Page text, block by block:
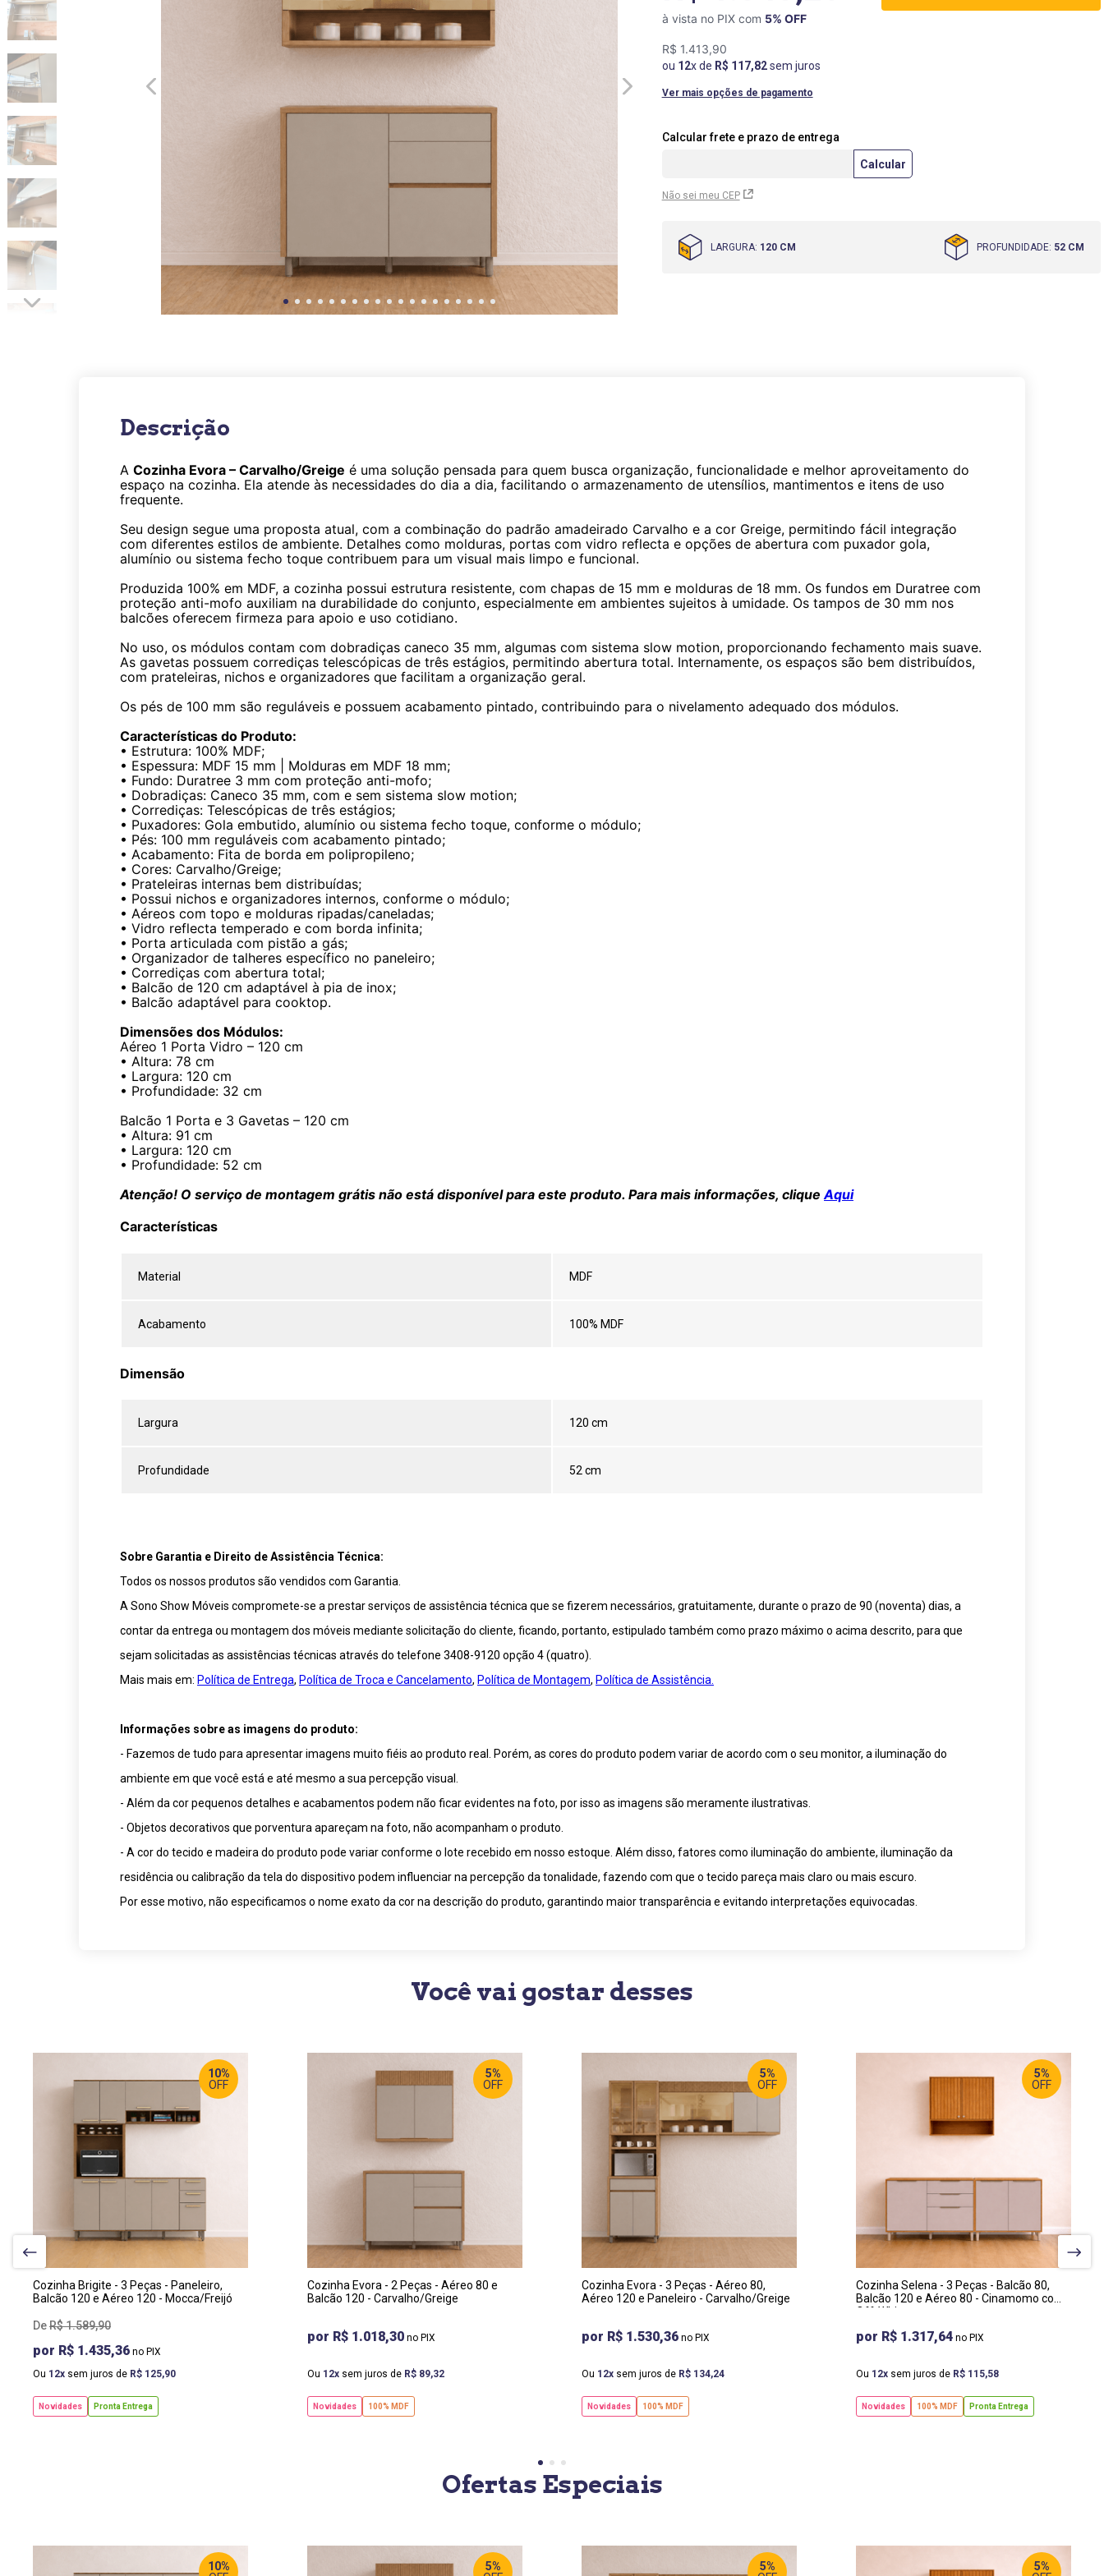
à vista no PIX com 5% OFF
R$ 1.413,90
ou 12x de R$ 117,82sem juros
Ver mais opções de pagamento
Não sei meu CEP
LARGURA: 120 CM PROFUNDIDADE: 52 CM
Descrição
A Cozinha Evora – Carvalho/Greige é uma solução pensada para quem busca organização, funcionalidade e melhor aproveitamento do
espaço na cozinha. Ela atende às necessidades do dia a dia, facilitando o armazenamento de utensílios, mantimentos e itens de uso
frequente.
Seu design segue uma proposta atual, com a combinação do padrão amadeirado Carvalho e a cor Greige, permitindo fácil integração
com diferentes estilos de ambiente. Detalhes como molduras, portas com vidro reflecta e opções de abertura com puxador gola,
alumínio ou sistema fecho toque contribuem para um visual mais limpo e funcional.
Produzida 100% em MDF, a cozinha possui estrutura resistente, com chapas de 15 mm e molduras de 18 mm. Os fundos em Duratree com
proteção anti-mofo auxiliam na durabilidade do conjunto, especialmente em ambientes sujeitos à umidade. Os tampos de 30 mm nos
balcões oferecem firmeza para apoio e uso cotidiano.
No uso, os módulos contam com dobradiças caneco 35 mm, algumas com sistema slow motion, proporcionando fechamento mais suave.
As gavetas possuem corrediças telescópicas de três estágios, permitindo abertura total. Internamente, os espaços são bem distribuídos,
com prateleiras, nichos e organizadores que facilitam a organização geral.
Os pés de 100 mm são reguláveis e possuem acabamento pintado, contribuindo para o nivelamento adequado dos módulos.
Características do Produto:
• Estrutura: 100% MDF;
• Espessura: MDF 15 mm | Molduras em MDF 18 mm;
• Fundo: Duratree 3 mm com proteção anti-mofo;
• Dobradiças: Caneco 35 mm, com e sem sistema slow motion;
• Corrediças: Telescópicas de três estágios;
• Puxadores: Gola embutido, alumínio ou sistema fecho toque, conforme o módulo;
• Pés: 100 mm reguláveis com acabamento pintado;
• Acabamento: Fita de borda em polipropileno;
• Cores: Carvalho/Greige;
• Prateleiras internas bem distribuídas;
• Possui nichos e organizadores internos, conforme o módulo;
• Aéreos com topo e molduras ripadas/caneladas;
• Vidro reflecta temperado e com borda infinita;
• Porta articulada com pistão a gás;
• Organizador de talheres específico no paneleiro;
• Corrediças com abertura total;
• Balcão de 120 cm adaptável à pia de inox;
• Balcão adaptável para cooktop.
Dimensões dos Módulos:
Aéreo 1 Porta Vidro – 120 cm
• Altura: 78 cm
• Largura: 120 cm
• Profundidade: 32 cm
Balcão 1 Porta e 3 Gavetas – 120 cm
• Altura: 91 cm
• Largura: 120 cm
• Profundidade: 52 cm
Atenção! O serviço de montagem grátis não está disponível para este produto. Para mais informações, cliqueAqui
Características
Material MDF
Acabamento 100% MDF
Dimensão
Largura 120 cm
Profundidade 52 cm
Sobre Garantia e Direito de Assistência Técnica:
Todos os nossos produtos são vendidos com Garantia.
A Sono Show Móveis compromete-se a prestar serviços de assistência técnica que se fizerem necessários, gratuitamente, durante o prazo de 90 (noventa) dias, a
contar da entrega ou montagem dos móveis mediante solicitação do cliente, ficando, portanto, estipulado também como prazo máximo o acima descrito, para que
sejam solicitadas as assistências técnicas através do telefone 3408-9120 opção 4 (quatro).
Mais mais em: Política de Entrega, Política de Troca e Cancelamento, Política de Montagem, Política de Assistência.
Informações sobre as imagens do produto:
- Fazemos de tudo para apresentar imagens muito fiéis ao produto real. Porém, as cores do produto podem variar de acordo com o seu monitor, a iluminação do
ambiente em que você está e até mesmo a sua percepção visual.
- Além da cor pequenos detalhes e acabamentos podem não ficar evidentes na foto, por isso as imagens são meramente ilustrativas.
- Objetos decorativos que porventura apareçam na foto, não acompanham o produto.
- A cor do tecido e madeira do produto pode variar conforme o lote recebido em nosso estoque. Além disso, fatores como iluminação do ambiente, iluminação da
residência ou calibração da tela do dispositivo podem influenciar na percepção da tonalidade, fazendo com que o tecido pareça mais claro ou mais escuro.
Por esse motivo, não especificamos o nome exato da cor na descrição do produto, garantindo maior transparência e evitando interpretações equivocadas.
Você vai gostar desses
ALTURA:
Cozinha Brigite - 3 Peças - Paneleiro,
Balcão 120 e Aéreo 120 - Mocca/Freijó
R$1.589,90
R$ 1.435,36
Ou 12 sem juros de R$ 125,90
Novidades Pronta Entrega
10%
OFF
PROF:
52 CM
Cozinha Evora - 2 Peças - Aéreo 80 e
Balcão 120 - Carvalho/Greige
R$ 1.018,30
Ou 12 sem juros de R$ 89,32
Novidades 100% MDF
5%
OFF
ALTURA
Cozinha Evora - 3 Peças - Aéreo 80,
Aéreo 120 e Paneleiro - Carvalho/Greige
R$ 1.530,36
Ou 12 sem juros de R$ 134,24
Novidades 100% MDF
5%
OFF
PROF:
47 CM
Cozinha Selena - 3 Peças - Balcão 80,
Balcão 120 e Aéreo 80 - Cinamomo com
Off-White
R$ 1.317,64
Ou 12 sem juros de R$ 115,58
Novidades 100% MDF Pronta Entrega
5%
OFF
Ofertas Especiais
10%
5%
5%
5%
cômoda